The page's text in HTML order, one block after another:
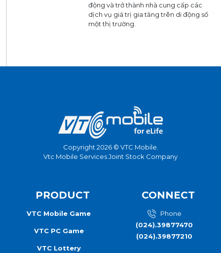
động và trở thành nhà cung cấp các
dịch vụ giá trị gia tăng trên di động số
một thị trường.
Copyright 2026 © VTC Mobile.
Vtc Mobile Services Joint Stock Company
PRODUCT
VTC Mobile Game
VTC PC Game
VTC Lottery
CONNECT
Phone
(024).39877470
(024).39877210